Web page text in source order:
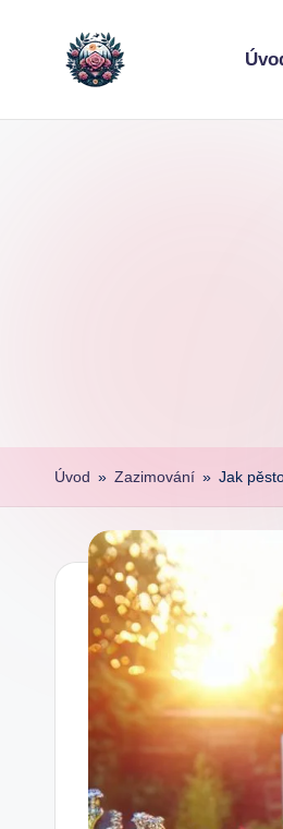
content
Úvod » Zazimování » Jak